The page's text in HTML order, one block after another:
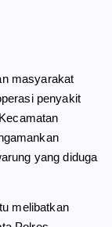
masyarakat
penyakit
yang diduga
melibatkan